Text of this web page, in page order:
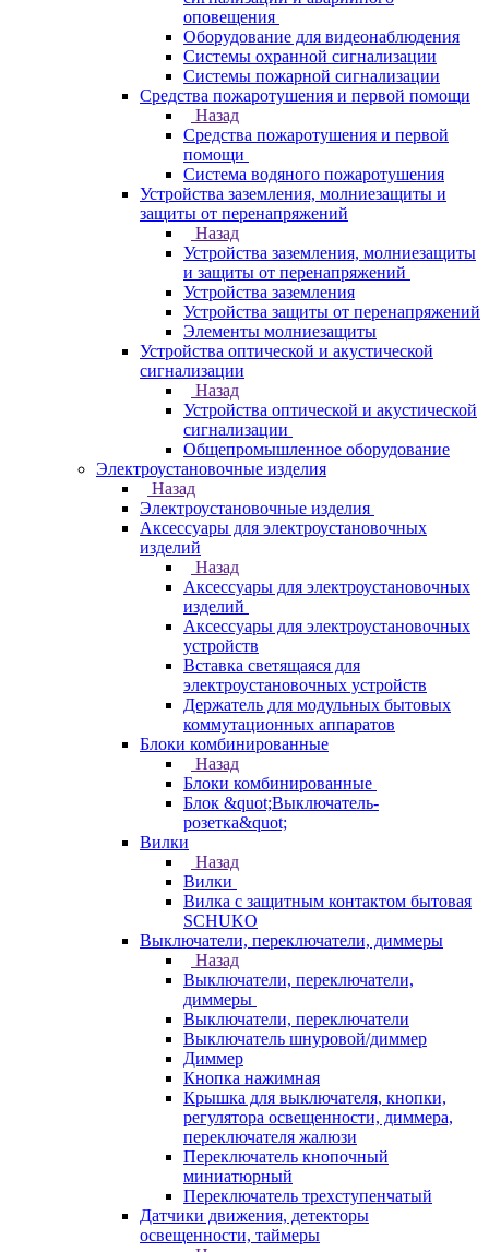
оповещения
Оборудование для видеонаблюдения
Системы охранной сигнализации
Системы пожарной сигнализации
Средства пожаротушения и первой помощи
Назад
Средства пожаротушения и первой
помощи
Система водяного пожаротушения
Устройства заземления, молниезащиты и
защиты от перенапряжений
Назад
Устройства заземления, молниезащиты
и защиты от перенапряжений
Устройства заземления
Устройства защиты от перенапряжений
Элементы молниезащиты
Устройства оптической и акустической
сигнализации
Назад
Устройства оптической и акустической
сигнализации
Общепромышленное оборудование
Электроустановочные изделия
Назад
Электроустановочные изделия
Аксессуары для электроустановочных
изделий
Назад
Аксессуары для электроустановочных
изделий
Аксессуары для электроустановочных
устройств
Вставка светящаяся для
электроустановочных устройств
Держатель для модульных бытовых
коммутационных аппаратов
Блоки комбинированные
Назад
Блоки комбинированные
Блок &quot;Выключатель-
розетка&quot;
Вилки
Назад
Вилки
Вилка с защитным контактом бытовая
SCHUKO
Выключатели, переключатели, диммеры
Назад
Выключатели, переключатели,
диммеры
Выключатели, переключатели
Выключатель шнуровой/диммер
Диммер
Кнопка нажимная
Крышка для выключателя, кнопки,
регулятора освещенности, диммера,
переключателя жалюзи
Переключатель кнопочный
миниатюрный
Переключатель трехступенчатый
Датчики движения, детекторы
освещенности, таймеры